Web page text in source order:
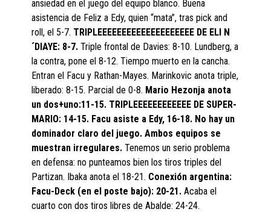
ansiedad en el juego del equipo blanco. Buena
asistencia de Feliz a Edy, quien “mata”, tras pick and
roll, el 5-7. TRIPLEEEEEEEEEEEEEEEEEEEE DE ELI N
´DIAYE: 8-7. Triple frontal de Davies: 8-10. Lundberg, a
la contra, pone el 8-12. Tiempo muerto en la cancha.
Entran el Facu y Rathan-Mayes. Marinkovic anota triple,
liberado: 8-15. Parcial de 0-8. Mario Hezonja anota
un dos+uno:11-15. TRIPLEEEEEEEEEEEE DE SUPER-
MARIO: 14-15. Facu asiste a Edy, 16-18. No hay un
dominador claro del juego. Ambos equipos se
muestran irregulares.Tenemos un serio problema
en defensa: no punteamos bien los tiros triples del
Partizan. Ibaka anota el 18-21. Conexión argentina:
Facu-Deck (en el poste bajo): 20-21. Acaba el
cuarto con dos tiros libres de Abalde: 24-24.